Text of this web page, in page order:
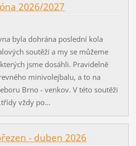
2026/2027
byla dohrána poslední kola
soutěží a my se můžeme
jsme dosáhli. Pravidelně
minivolejbalu, a to na
Brno - venkov. V této soutěži
vždy po...
- duben 2026